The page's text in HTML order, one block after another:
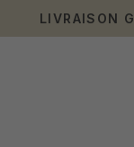
LIVRAISON